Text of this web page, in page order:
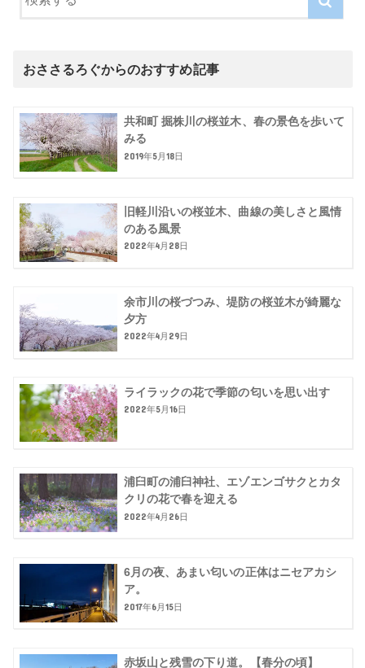
おささるろぐからのおすすめ記事
共和町 掘株川の桜並木、春の景色を歩いて
みる
2019年5月18日
旧軽川沿いの桜並木、曲線の美しさと風情
のある風景
2022年4月28日
余市川の桜づつみ、堤防の桜並木が綺麗な
夕方
2022年4月29日
ライラックの花で季節の匂いを思い出す
2022年5月16日
浦臼町の浦臼神社、エゾエンゴサクとカタ
クリの花で春を迎える
2022年4月26日
6月の夜、あまい匂いの正体はニセアカシ
ア。
2017年6月15日
赤坂山と残雪の下り道。【春分の頃】